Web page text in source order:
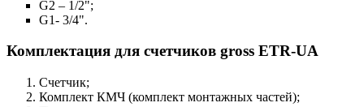
G2 – 1/2";
G1- 3/4".
Комплектация для счетчиков gross ETR-UA
Счетчик;
Комплект КМЧ (комплект монтажных частей);